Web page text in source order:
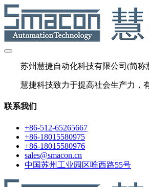
苏州慧捷自动化科技有限公司(简称慧
慧捷科技致力于提高社会生产力，有
联系我们
+86-512-65265667
+86-18015580975
+86-18015580976
sales@smacon.cn
中国苏州工业园区唯西路55号